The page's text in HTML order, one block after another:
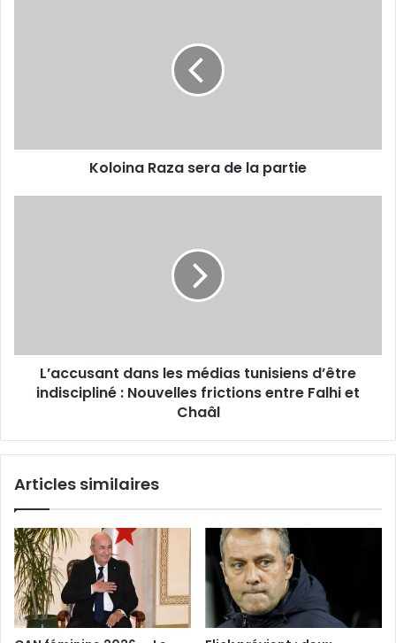
Koloina Raza sera de la partie
Nouvelles
frictions
entre
Chaâl
L’accusant dans les médias tunisiens d’être
indiscipliné : Nouvelles frictions entre Falhi et
Chaâl
Articles similaires